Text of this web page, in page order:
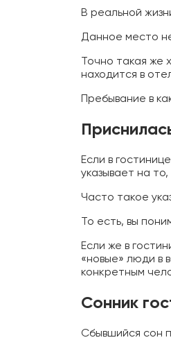
В реальной
Данное место
Точно такая же
находится в
Пребывание в
Если в
указывает на
Часто такое
То есть, вы
Если же в
«новые» люди в
конкретным
Сонник
Сбывшийся сон